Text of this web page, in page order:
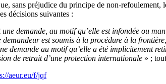
sans préjudice du principe de non-refoulement,
décisions suivantes :
demande, au motif qu’elle est infondée ou
demandeur est soumis à la procédure à la
demande au motif qu’elle a été implicitement
de retrait d’une protection internationale » ;
aeur.eu/f/jqf